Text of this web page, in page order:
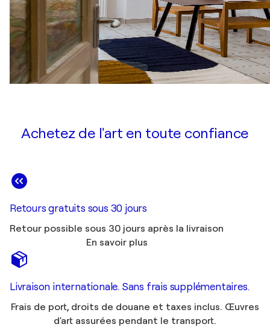
Achetez de l'art en toute confiance
Retours gratuits sous 30 jours
Retour possible sous 30 jours après la livraison
En savoir plus
Livraison internationale. Sans frais supplémentaires.
Frais de port, droits de douane et taxes inclus. Œuvres
d'art assurées pendant le transport.